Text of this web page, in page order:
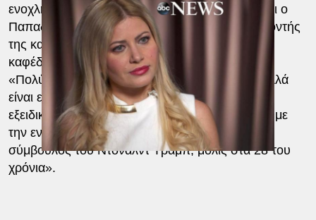
ενοχλήθηκε όταν ο Ντόναλντ Τραμπ ανέφερε ότι ο
Παπαδόπουλος ήταν ένας χαμηλόβαθμος εθελοντής
της καμπάνιας του. «Δεν ήταν το παιδί για τους
καφέδες» διευκρίνισε η Σιμόνα, προσθέτοντας:
«Πολύ θα ήθελα να ξέρει πώς να κάνει καφέ, αλλά
είναι εκτός των ικανοτήτων του. Ο Τζορτζ είναι
εξειδικευμένος σε θέματα που έχουν να κάνουν με
την ενέργεια και τα πετρέλαια. Γι΄αυτό και ήταν
σύμβουλος του Ντόναλντ Τραμπ, μόλις στα 28 του
χρόνια».